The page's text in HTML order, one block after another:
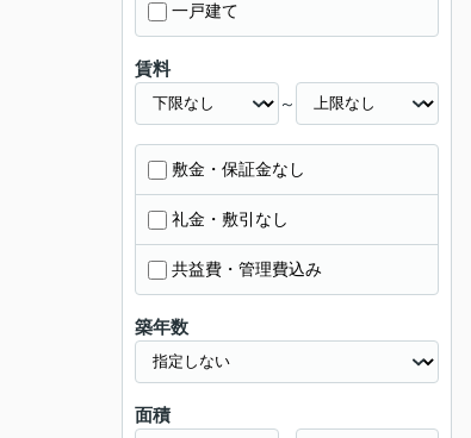
一戸建て
賃料
～
敷金・保証金なし
礼金・敷引なし
共益費・管理費込み
築年数
面積